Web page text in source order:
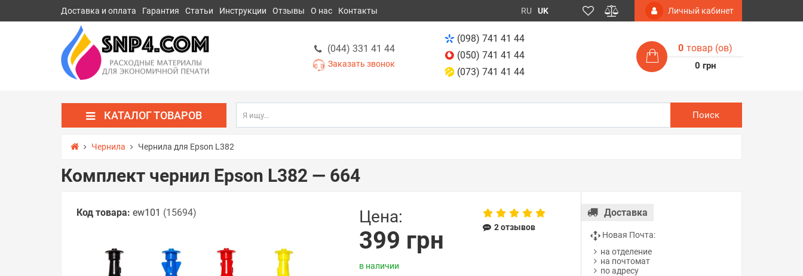
Доставка и оплата Гарантия Статьи Инструкции Отзывы О нас Контакты RU UK Личный кабинет
(044) 331 41 44
Заказать звонок
(098) 741 41 44
(050) 741 41 44
(073) 741 41 44
0 товар (ов)
0 грн
КАТАЛОГ ТОВАРОВ Поиск
Чернила Чернила для Epson L382
Комплект чернил Epson L382 — 664
Код товара: ew101 (15694) Цена:
399 грн
в наличии
2 отзывов
Доставка
Новая Почта:
на отделение
на почтомат
по адресу